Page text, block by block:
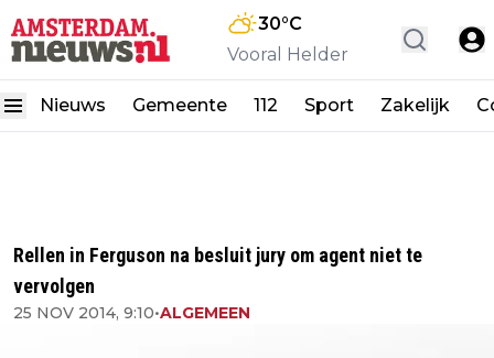
30°C
Vooral Helder
Nieuws Gemeente 112 Sport Zakelijk
Rellen in Ferguson na besluit jury om agent niet te
vervolgen
25 NOV 2014, 9:10•ALGEMEEN